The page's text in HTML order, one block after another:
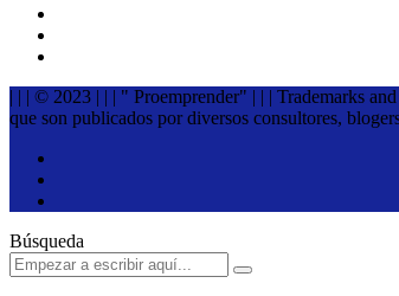
| | | © 2023 | | | " Proemprender" | | | Trademarks
que son publicados por diversos consultores,
Búsqueda